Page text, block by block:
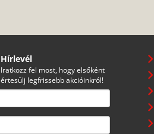
Hírlevél
Iratkozz fel most, hogy elsőként
értesülj legfrissebb akcióinkról!